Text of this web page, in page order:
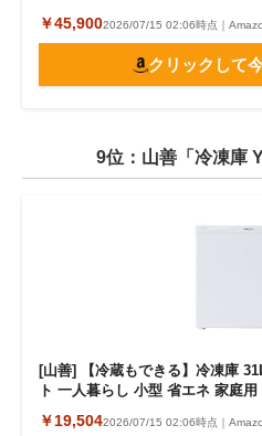
￥45,9002026/07/15 02:06時点｜
クリックして
9位：山善「冷凍庫
[山善] 【冷蔵もできる】冷凍庫
ト 一人暮らし 小型 省エネ 家庭
￥19,5042026/07/15 02:06時点｜